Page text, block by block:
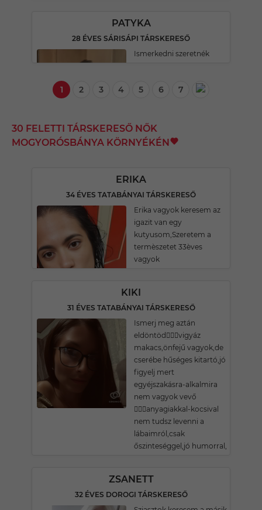
PATYKA
28 ÉVES SÁRISÁPI TÁRSKERESŐ
Ismerkedni szeretnék
1 2 3 4 5 6 7
30 FELETTI TÁRSKERESŐ NŐK
MOGYORÓSBÁNYA KÖRNYÉKÉN
ERIKA
34 ÉVES TATABÁNYAI TÁRSKERESŐ
Erika vagyok keresem az
igazit van egy
kutyusom,Szeretem a
termèszetet 33èves
vagyok
KIKI
31 ÉVES TATABÁNYAI TÁRSKERESŐ
Ismerj meg aztán
eldöntöd🤷🏽‍♀️vigyáz
makacs,önfejű vagyok,de
cserébe hűséges kitartó,jó
figyelj mert
egyéjszakásra-alkalmira
nem vagyok vevő
🙋🏽‍♀️anyagiakkal-kocsival
nem tudsz levenni a
lábaimról,csak
őszinteséggel,jó humorral,
ZSANETT
32 ÉVES DOROGI TÁRSKERESŐ